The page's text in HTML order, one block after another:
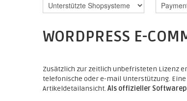
WORDPRESS E-
Zusätzlich zur zeitlich unbefristeten Lizenz
telefonische oder e-mail Unterstützung.
Artikeldetailansicht. Als offizieller